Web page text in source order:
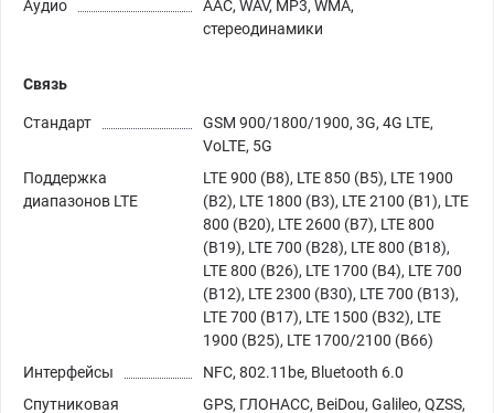
Аудио
AAC, WAV, MP3, WMA,
стереодинамики
Связь
Стандарт
GSM 900/1800/1900, 3G, 4G LTE,
VoLTE, 5G
Поддержка
диапазонов LTE
LTE 900 (B8), LTE 850 (B5), LTE 1900
(B2), LTE 1800 (B3), LTE 2100 (B1), LTE
800 (B20), LTE 2600 (B7), LTE 800
(B19), LTE 700 (B28), LTE 800 (B18),
LTE 800 (B26), LTE 1700 (B4), LTE 700
(B12), LTE 2300 (B30), LTE 700 (B13),
LTE 700 (B17), LTE 1500 (B32), LTE
1900 (B25), LTE 1700/2100 (B66)
Интерфейсы
NFC, 802.11be, Bluetooth 6.0
Спутниковая
GPS, ГЛОНАСС, BeiDou, Galileo, QZSS,